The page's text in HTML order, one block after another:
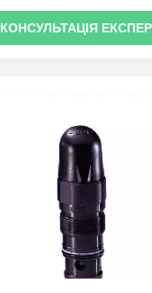
КОНСУЛЬТАЦІЯ